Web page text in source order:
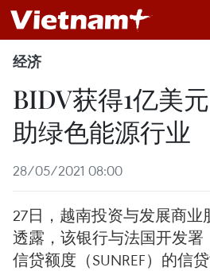
经济
BIDV获得1亿美
助绿色能源行业
28/05/2021 08:00
27日，越南投资与发展商业
透露，该银行与法国开发署
信贷额度（SUNREF）的信